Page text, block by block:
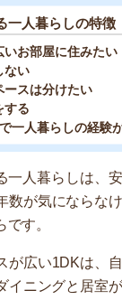
一人暮らしの特徴
いお部屋に住みたい
ない
ースは分けたい
する
一人暮らしの経験
一人暮らしは、
数が気にならな
す。
が広い1DKは、
イニングと居室